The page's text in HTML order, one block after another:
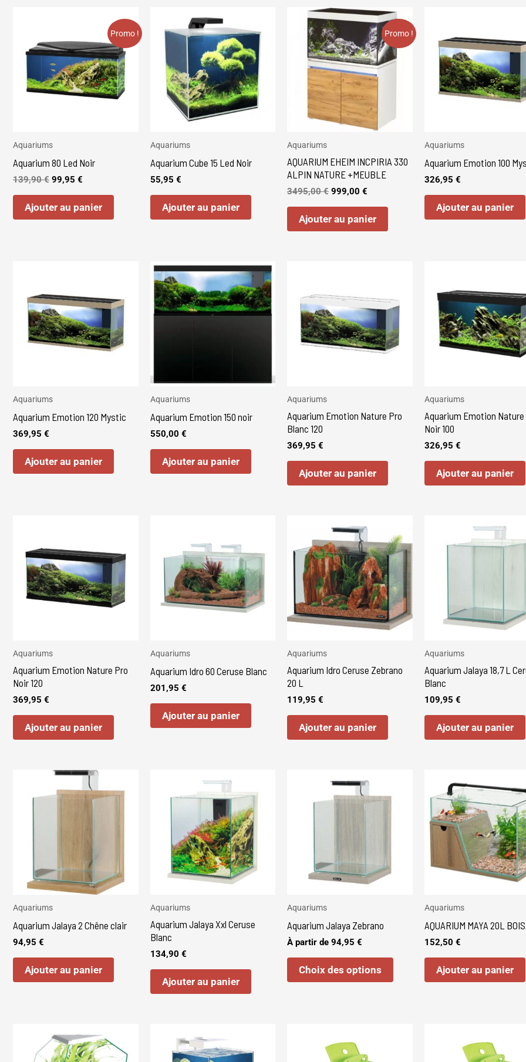
Promo !
Aquariums
Aquarium 80 Led Noir
139,90€
était :
139,90 €.
99,95 €
est :
99,95 €.
Ajouter au panier
Aquariums
Aquarium Cube 15 Led Noir
55,95 €
Ajouter au panier
Promo !
Aquariums
AQUARIUM EHEIM INCPIRIA 330
ALPIN NATURE +MEUBLE
3495,00€
Le
prix
initial
était :
3495,00 €.
999,00 €
Le
prix
actuel
est :
999,00 €.
Ajouter au panier
Aquariums
Aquarium Emotion 100
326,95 €
Ajouter au panier
Aquariums
Aquarium Emotion 120 Mystic
369,95 €
Ajouter au panier
Aquariums
Aquarium Emotion 150 noir
550,00 €
Ajouter au panier
Aquariums
Aquarium Emotion Nature Pro
Blanc 120
369,95 €
Ajouter au panier
Aquariums
Aquarium Emotion Nature
Noir 100
326,95 €
Ajouter au panier
Aquariums
Aquarium Emotion Nature Pro
Noir 120
369,95 €
Ajouter au panier
Aquariums
Aquarium Idro 60 Ceruse Blanc
201,95 €
Ajouter au panier
Aquariums
Aquarium Idro Ceruse Zebrano
20 L
119,95 €
Ajouter au panier
Aquariums
Aquarium Jalaya 18,7 L
Blanc
109,95 €
Ajouter au panier
Aquariums
Aquarium Jalaya 2 Chêne clair
94,95 €
Ajouter au panier
Aquariums
Aquarium Jalaya Xxl Ceruse
Blanc
134,90 €
Ajouter au panier
Aquariums
Aquarium Jalaya Zebrano
À partir de 94,95 €
Choix des options
plusieurs
choisies
la
Aquariums
AQUARIUM MAYA 20L
152,50 €
Ajouter au panier